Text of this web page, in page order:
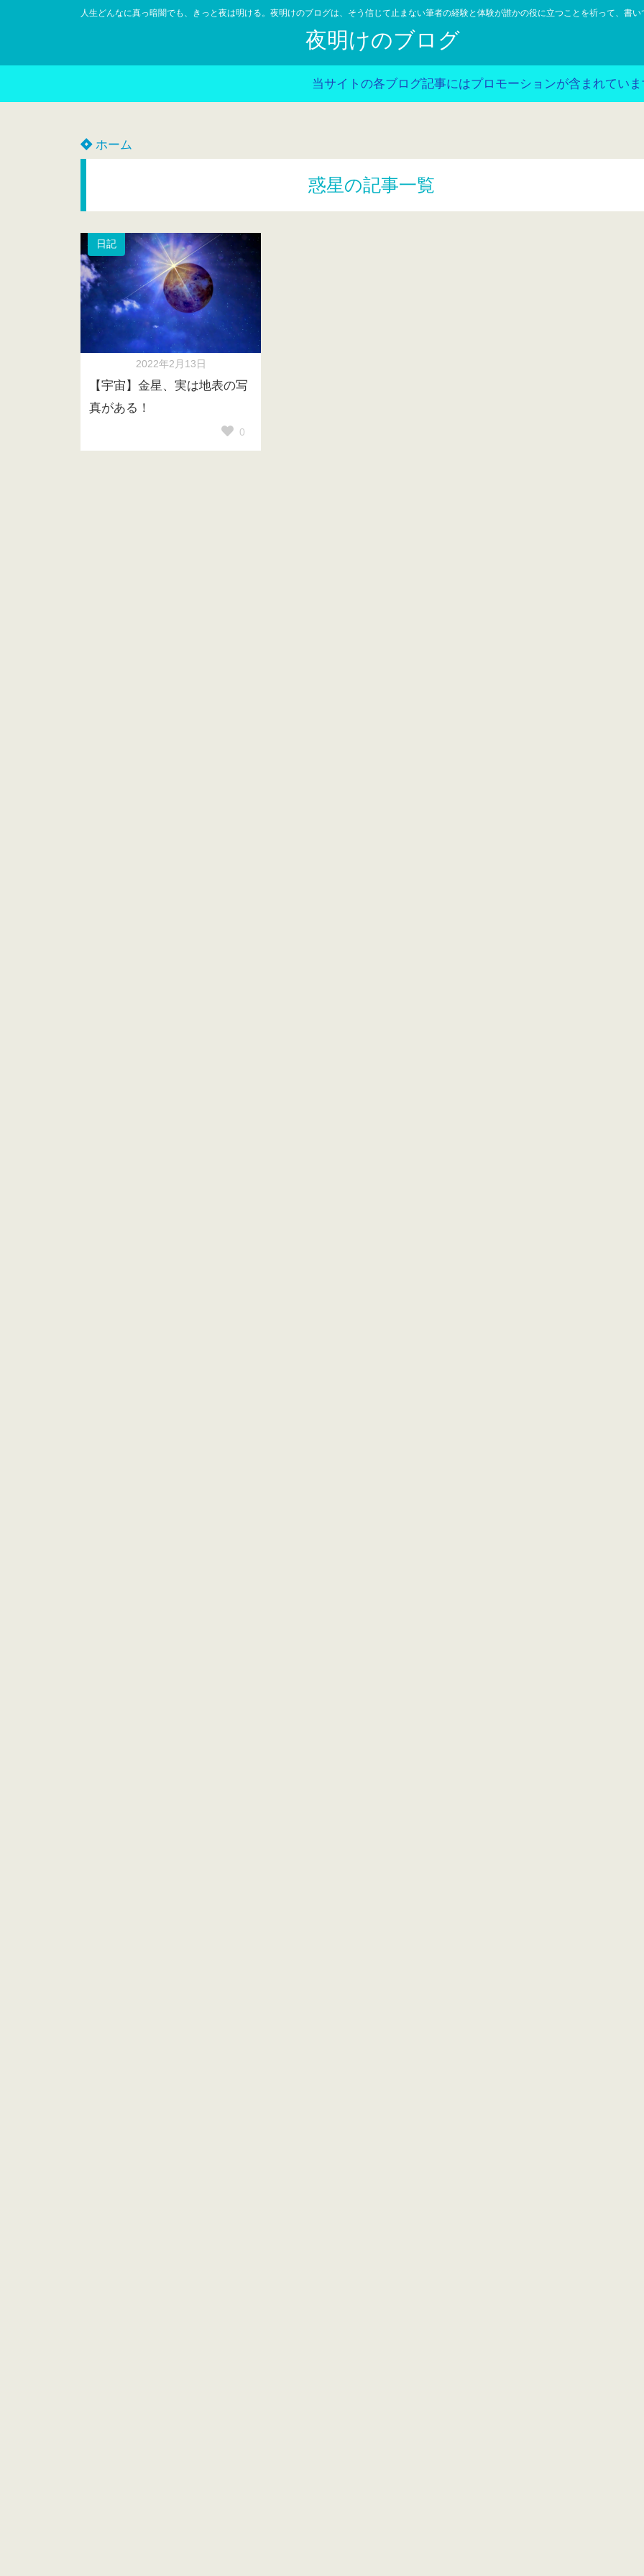
人生どんなに真っ暗闇でも、きっと夜は明ける。夜明けのブログは、そう信じて止まない筆者の経験と体験が誰かの役に立つことを祈って、書い
夜明けのブログ
当サイトの各ブログ記事にはプロモーションが含まれていま
ホーム
惑星の記事一覧
日記
2022年2月13日
【宇宙】金星、実は地表の写
真がある！
0